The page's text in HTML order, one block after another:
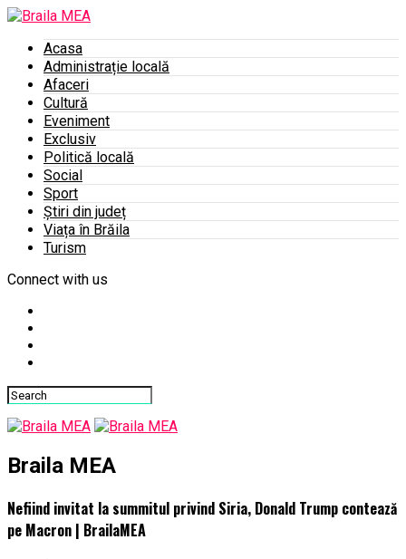
Acasa
Administrație locală
Afaceri
Cultură
Eveniment
Exclusiv
Politică locală
Social
Sport
Știri din județ
Viața în Brăila
Turism
Connect with us
Braila MEA
Nefiind invitat la summitul privind Siria, Donald Trump contează
pe Macron | BrailaMEA